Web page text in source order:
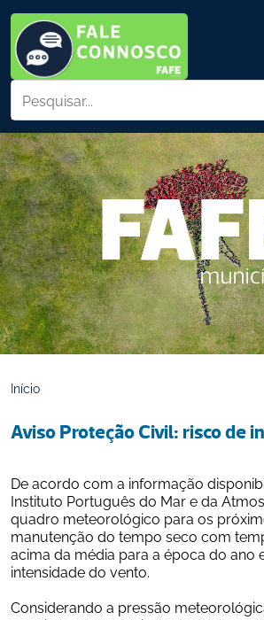
Início
Aviso Proteção Civil: risco de
De acordo com a informação
Instituto Português do Mar e da
quadro meteorológico para os
manutenção do tempo seco com
acima da média para a época do ano
intensidade do vento.
Considerando a pressão